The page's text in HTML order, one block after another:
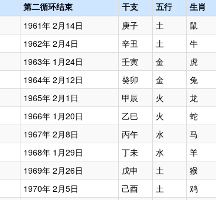
第二循环结束 干支 五行
生肖
1961年 2月14日 庚子 土
鼠
1962年 2月4日 辛丑 土
牛
1963年 1月24日 壬寅 金
虎
1964年 2月12日 癸卯 金
兔
1965年 2月1日 甲辰 火
龙
1966年 1月20日 乙巳 火
蛇
1967年 2月8日 丙午 水
马
1968年 1月29日 丁未 水
羊
1969年 2月26日 戊申 土
猴
1970年 2月5日 己酉 土
鸡